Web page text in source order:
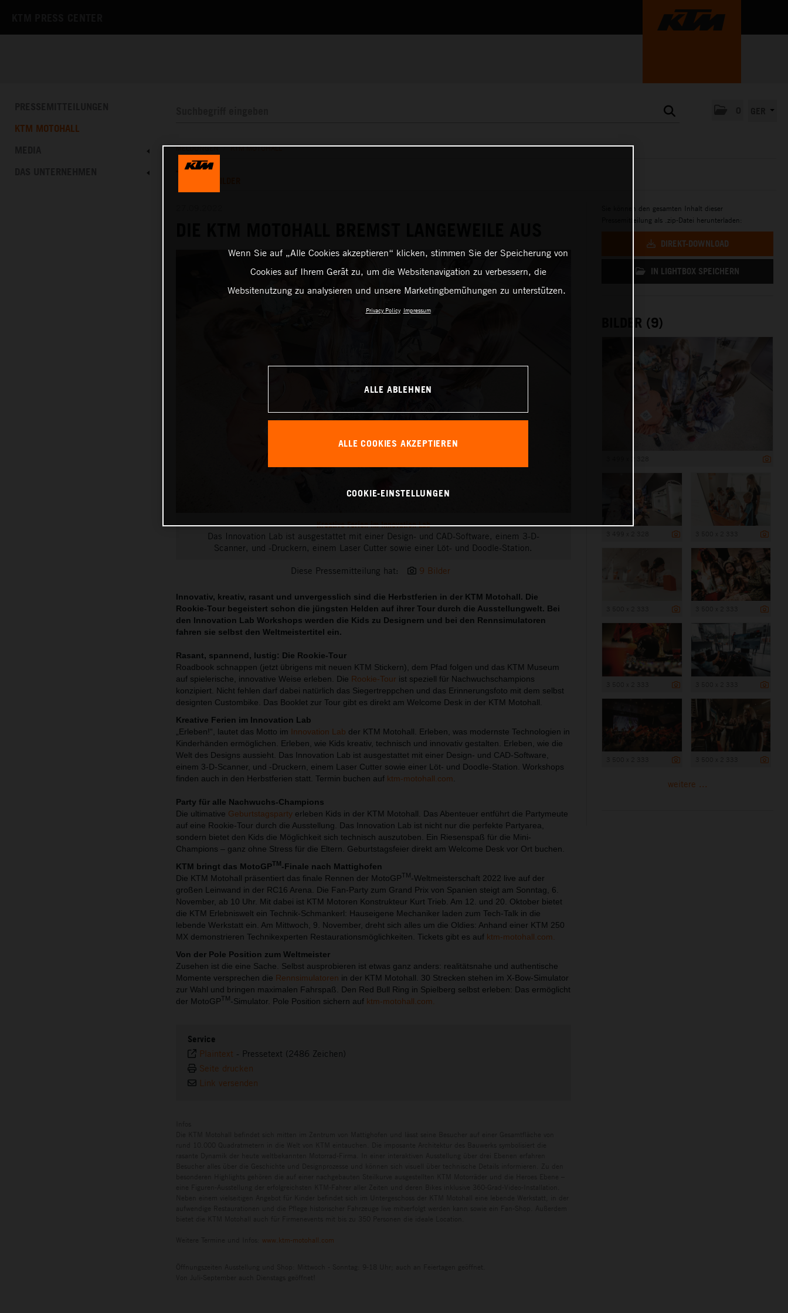
KTM MOTOHALL
MELDUNGEN / KTM MOTOHALL
Kreative Ferien im Innovation Lab
Das Innovation Lab ist ausgestattet mit einer Design- und CAD-Software, einem 3-D-
Scanner, und -Druckern, einem Laser Cutter sowie einer Löt- und Doodle-Station.
Diese Pressemitteilung hat: 9 Bilder
Innovativ, kreativ, rasant und unvergesslich sind die Herbstferien in der KTM Motohall. Die
Rookie-Tour begeistert schon die jüngsten Helden auf ihrer Tour durch die Ausstellungwelt. Bei
den Innovation Lab Workshops werden die Kids zu Designern und bei den Rennsimulatoren
fahren sie selbst den Weltmeistertitel ein.
Rasant, spannend, lustig: Die Rookie-Tour
Roadbook schnappen (jetzt übrigens mit neuen KTM Stickern), dem Pfad folgen und das KTM Museum
auf spielerische, innovative Weise erleben. Die Rookie-Tour ist speziell für Nachwuchschampions
konzipiert. Nicht fehlen darf dabei natürlich das Siegertreppchen und das Erinnerungsfoto mit dem selbst
designten Custombike. Das Booklet zur Tour gibt es direkt am Welcome Desk in der KTM Motohall.
Kreative Ferien im Innovation Lab
„Erleben!“, lautet das Motto im Innovation Lab der KTM Motohall. Erleben, was modernste Technologien in
Kinderhänden ermöglichen. Erleben, wie Kids kreativ, technisch und innovativ gestalten. Erleben, wie die
Welt des Designs aussieht. Das Innovation Lab ist ausgestattet mit einer Design- und CAD-Software,
einem 3-D-Scanner, und -Druckern, einem Laser Cutter sowie einer Löt- und Doodle-Station. Workshops
finden auch in den Herbstferien statt. Termin buchen auf ktm-motohall.com
Party für alle Nachwuchs-Champions
Die ultimative Geburtstagsparty erleben Kids in der KTM Motohall. Das Abenteuer entführt die Partymeute
auf eine Rookie-Tour durch die Ausstellung. Das Innovation Lab ist nicht nur die perfekte Partyarea,
sondern bietet den Kids die Möglichkeit sich technisch auszutoben. Ein Riesenspaß für die Mini-
Champions – ganz ohne Stress für die Eltern. Geburtstagsfeier direkt am Welcome Desk vor Ort buchen.
KTM bringt das MotoGPTM -Finale nach Mattighofen
Die KTM Motohall präsentiert das finale Rennen der MotoGPTM -Weltmeisterschaft 2022 live auf der
großen Leinwand in der RC16 Arena. Die Fan-Party zum Grand Prix von Spanien steigt am Sonntag, 6.
November, ab 10 Uhr. Mit dabei ist KTM Motoren Konstrukteur Kurt Trieb. Am 12. und 20. Oktober bietet
die KTM Erlebniswelt ein Technik-Schmankerl: Hauseigene Mechaniker laden zum Tech-Talk in die
lebende Werkstatt ein. Am Mittwoch, 9. November, dreht sich alles um die Oldies: Anhand einer KTM 250
MX demonstrieren Technikexperten Restaurationsmöglichkeiten. Tickets gibt es auf ktm-motohall.com.
Von der Pole Position zum Weltmeister
Zusehen ist die eine Sache. Selbst ausprobieren ist etwas ganz anders: realitätsnahe und authentische
Momente versprechen die Rennsimulatoren in der KTM Motohall. 30 Strecken stehen im X-Bow-Simulator
zur Wahl und bringen maximalen Fahrspaß. Den Red Bull Ring in Spielberg selbst erleben: Das ermöglicht
der MotoGPTM -Simulator. Pole Position sichern auf ktm-motohall.com.
Service
Plaintext - Pressetext (2486 Zeichen)
Seite drucken
Link versenden
www.ktm-motohall.com
Sie können den gesamten Inhalt dieser
Pressemitteilung als .zip-Datei herunterladen:
DIREKT-DOWNLOAD
IN LIGHTBOX SPEICHERN
BILDER (9)
weitere ...
Wenn Sie auf „Alle Cookies akzeptieren“ klicken, stimmen Sie der Speicherung von
Cookies auf Ihrem Gerät zu, um die Websitenavigation zu verbessern, die
Websitenutzung zu analysieren und unsere Marketingbemühungen zu unterstützen.
Privacy Policy Impressum
ALLE ABLEHNEN
ALLE COOKIES AKZEPTIEREN
COOKIE-EINSTELLUNGEN